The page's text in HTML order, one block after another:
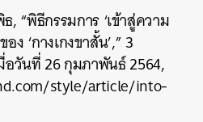
“พิธีกรรมการ ‘เข้าสู่ความ
‘กางเกงขาสั้น’,” 3
วันที่ 26 กุมภาพันธ์ 2564,
style/article/into-